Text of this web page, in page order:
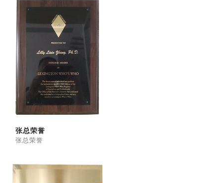
张总荣誉
张总荣誉